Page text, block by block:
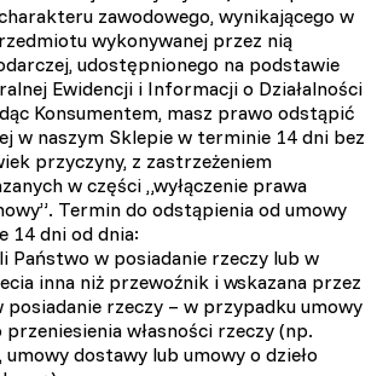
zawodowego, wynikającego w
wykonywanej przez nią
udostępnionego na podstawie
Ewidencji i Informacji o Działalności
Konsumentem, masz prawo odstąpić
w naszym Sklepie w terminie 14 dni bez
przyczyny, z zastrzeżeniem
w części „wyłączenie prawa
Termin do odstąpienia od umowy
14 dni od dnia:
Państwo w posiadanie rzeczy lub w
inna niż przewoźnik i wskazana przez
posiadanie rzeczy – w przypadku umowy
własności rzeczy (np.
umowy dostawy lub umowy o dzieło